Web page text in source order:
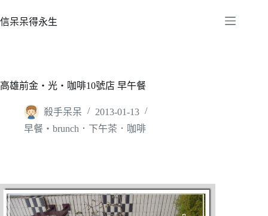
至
容
信呆呆得永生
高雄前金‧光‧咖啡10號店 早午餐
殺手呆呆
2013-01-13
早餐‧brunch．下午茶．咖啡